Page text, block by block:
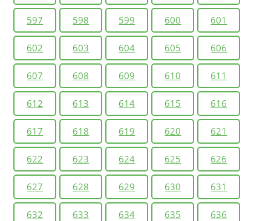
597 598 599 600 601
602 603 604 605 606
607 608 609 610 611
612 613 614 615 616
617 618 619 620 621
622 623 624 625 626
627 628 629 630 631
632 633 634 635 636